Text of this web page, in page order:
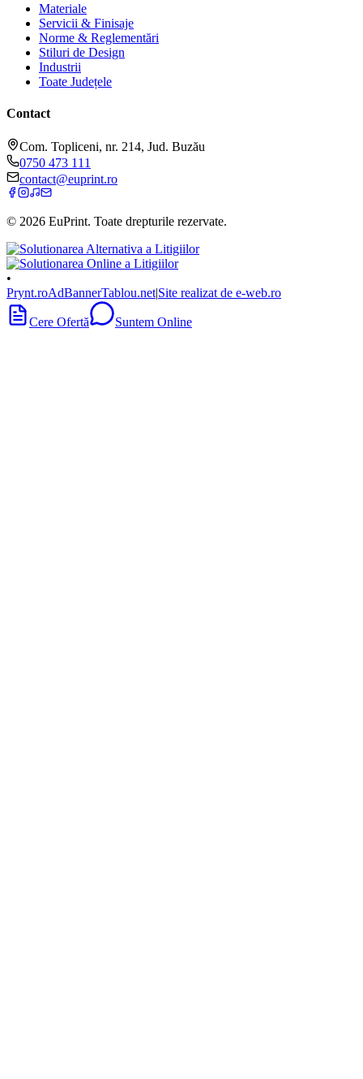
Materiale
Servicii & Finisaje
Norme & Reglementări
Stiluri de Design
Industrii
Toate Județele
Contact
Com. Topliceni, nr. 214, Jud. Buzău
0750 473 111
contact@euprint.ro
© 2026 EuPrint. Toate drepturile rezervate.
•
Prynt.roAdBannerTablou.net|Site realizat de e-web.ro
Cere Ofertă Suntem Online